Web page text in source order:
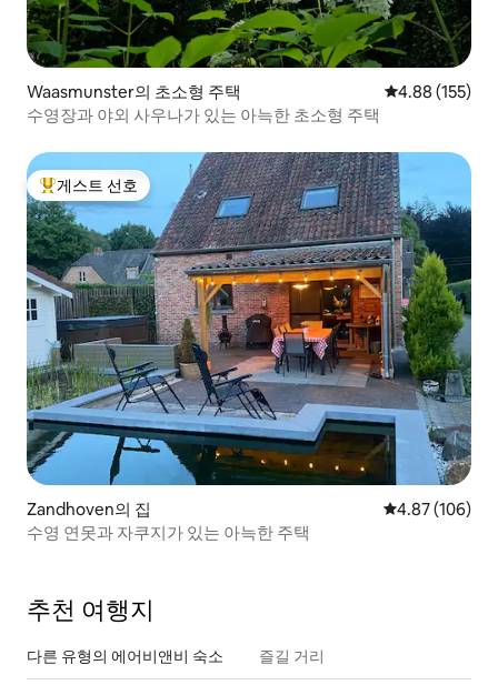
Waasmunster의 초소형 주택 평점 4.88점(5
4.88 (155)
수영장과 야외 사우나가 있는 아늑한 초소형 주택
상위 게스트 선호
게스트 선호
Zandhoven의 집 평점 4.87점(5
4.87 (106)
수영 연못과 자쿠지가 있는 아늑한 주택
추천 여행지
다른 유형의 에어비앤비 숙소 즐길 거리